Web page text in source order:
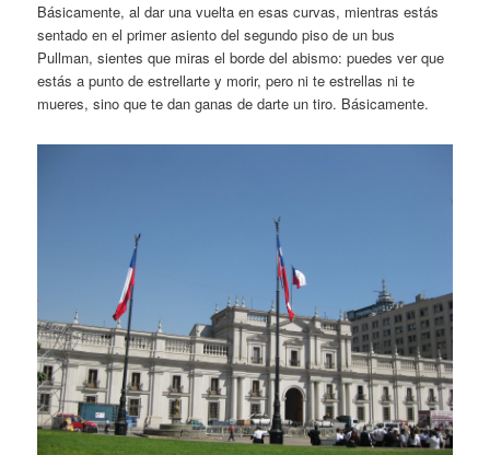
Básicamente, al dar una vuelta en esas curvas, mientras estás
sentado en el primer asiento del segundo piso de un bus
Pullman, sientes que miras el borde del abismo: puedes ver que
estás a punto de estrellarte y morir, pero ni te estrellas ni te
mueres, sino que te dan ganas de darte un tiro. Básicamente.